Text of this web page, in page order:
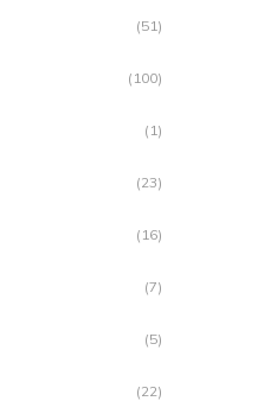
(51)
(100)
(1)
(23)
(16)
(7)
(5)
(22)